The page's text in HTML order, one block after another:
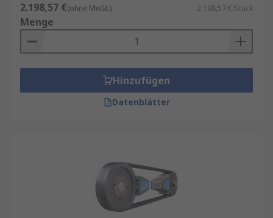
2.198,57 €(ohne MwSt.) 2.198,57 €/Stück
Menge
Hinzufügen
Datenblätter